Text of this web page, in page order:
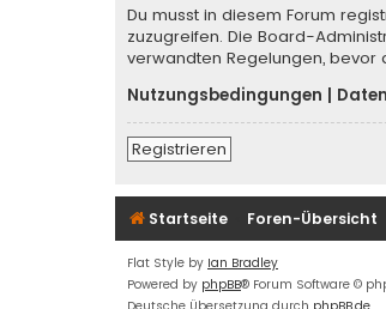
Du musst in diesem Forum
zuzugreifen. Die Board-
verwandten Regelungen,
Nutzungsbedingungen |
Registrieren
Startseite Foren-Übersicht
Flat Style by Ian Bradley
Powered by phpBB® Forum Software ©